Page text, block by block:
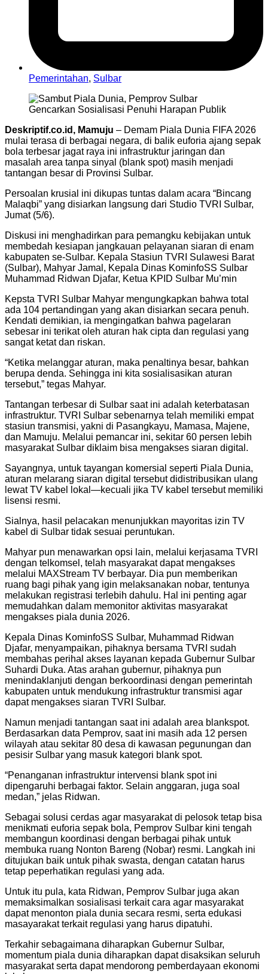
Pemerintahan, Sulbar
Deskriptif.co.id, Mamuju – Demam Piala Dunia FIFA 2026
mulai terasa di berbagai negara, di balik euforia ajang sepak
bola terbesar jagat raya ini infrastruktur jaringan dan
masalah area tanpa sinyal (blank spot) masih menjadi
tantangan besar di Provinsi Sulbar.
Persoalan krusial ini dikupas tuntas dalam acara “Bincang
Malaqbi” yang disiarkan langsung dari Studio TVRI Sulbar,
Jumat (5/6).
Diskusi ini menghadirkan para pemangku kebijakan untuk
membedah kesiapan jangkauan pelayanan siaran di enam
kabupaten se-Sulbar. Kepala Stasiun TVRI Sulawesi Barat
(Sulbar), Mahyar Jamal, Kepala Dinas KominfoSS Sulbar
Muhammad Ridwan Djafar, Ketua KPID Sulbar Mu’min
Kepsta TVRI Sulbar Mahyar mengungkapkan bahwa total
ada 104 pertandingan yang akan disiarkan secara penuh.
Kendati demikian, ia mengingatkan bahwa pagelaran
sebesar ini terikat oleh aturan hak cipta dan regulasi yang
sangat ketat dan riskan.
“Ketika melanggar aturan, maka penaltinya besar, bahkan
berupa denda. Sehingga ini kita sosialisasikan aturan
tersebut,” tegas Mahyar.
Tantangan terbesar di Sulbar saat ini adalah keterbatasan
infrastruktur. TVRI Sulbar sebenarnya telah memiliki empat
stasiun transmisi, yakni di Pasangkayu, Mamasa, Majene,
dan Mamuju. Melalui pemancar ini, sekitar 60 persen lebih
masyarakat Sulbar diklaim bisa mengakses siaran digital.
Sayangnya, untuk tayangan komersial seperti Piala Dunia,
aturan melarang siaran digital tersebut didistribusikan ulang
lewat TV kabel lokal—kecuali jika TV kabel tersebut memiliki
lisensi resmi.
Sialnya, hasil pelacakan menunjukkan mayoritas izin TV
kabel di Sulbar tidak sesuai peruntukan.
Mahyar pun menawarkan opsi lain, melalui kerjasama TVRI
dengan telkomsel, telah masyarakat dapat mengakses
melalui MAXStream TV berbayar. Dia pun memberikan
ruang bagi pihak yang igin melaksanakan nobar, tentunya
melakukan registrasi terlebih dahulu. Hal ini penting agar
memudahkan dalam memonitor aktivitas masyarakat
mengakses piala dunia 2026.
Kepala Dinas KominfoSS Sulbar, Muhammad Ridwan
Djafar, menyampaikan, pihaknya bersama TVRI sudah
membahas perihal akses layanan kepada Gubernur Sulbar
Suhardi Duka. Atas arahan gubernur, pihaknya pun
menindaklanjuti dengan berkoordinasi dengan pemerintah
kabupaten untuk mendukung infrastruktur transmisi agar
dapat mengakses siaran TVRI Sulbar.
Namun menjadi tantangan saat ini adalah area blankspot.
Berdasarkan data Pemprov, saat ini masih ada 12 persen
wilayah atau sekitar 80 desa di kawasan pegunungan dan
pesisir Sulbar yang masuk kategori blank spot.
“Penanganan infrastruktur intervensi blank spot ini
dipengaruhi berbagai faktor. Selain anggaran, juga soal
medan,” jelas Ridwan.
Sebagai solusi cerdas agar masyarakat di pelosok tetap bisa
menikmati euforia sepak bola, Pemprov Sulbar kini tengah
membangun koordinasi dengan berbagai pihak untuk
membuka ruang Nonton Bareng (Nobar) resmi. Langkah ini
ditujukan baik untuk pihak swasta, dengan catatan harus
tetap peperhatikan regulasi yang ada.
Untuk itu pula, kata Ridwan, Pemprov Sulbar juga akan
memaksimalkan sosialisasi terkait cara agar masyarakat
dapat menonton piala dunia secara resmi, serta edukasi
masayarakat terkait regulasi yang harus dipatuhi.
Terkahir sebagaimana diharapkan Gubernur Sulbar,
momentum piala dunia diharapkan dapat disaksikan seluruh
masyarakat serta dapat mendorong pemberdayaan ekonomi